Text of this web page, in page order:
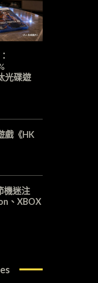
光碟遊
戲《HK
機迷注
、XBOX